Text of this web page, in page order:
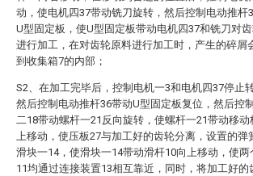
动，使电机四37带动铣刀旋转，然后控制电动推杆
U型固定板，使U型固定板带动电机四37和铣刀对
进行加工，在对齿轮原料进行加工时，产生的碎屑
到收集箱7的内部；
S2、在加工完毕后，控制电机一3和电机四37停止
然后控制电动推杆36带动U型固定板复位，然后控
二18带动螺杆一21反向旋转，使螺杆一21带动移动
上移动，使压板27与加工好的齿轮分离，设置的弹
滑块一14，使滑块一14带动滑杆10向上移动，使两
11均通过连接装置13相互靠近，同时，将加工好的